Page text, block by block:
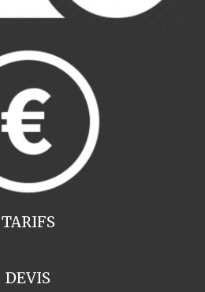
TARIFS
DEVIS